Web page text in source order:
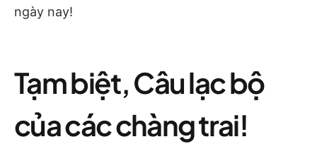
ngày nay!
Tạm biệt, Câu lạc bộ
của các chàng trai!